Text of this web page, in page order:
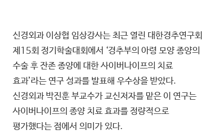
신경외과 이상협 임상강사는 최근 열린 대한경추연구회
제15회 정기학술대회에서 ‘경추부의 아령 모양 종양의
수술 후 잔존 종양에 대한 사이버나이프의 치료
효과’라는 연구 성과를 발표해 우수상을 받았다.
신경외과 박진훈 부교수가 교신저자를 맡은 이 연구는
사이버나이프의 종양 치료 효과를 정량적으로
평가했다는 점에서 의미가 있다.